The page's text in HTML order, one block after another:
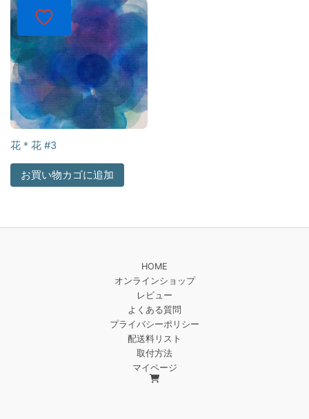
花＊花 #3
お買い物カゴに追加
HOME
オンラインショップ
レビュー
よくある質問
プライバシーポリシー
配送料リスト
取付方法
マイページ